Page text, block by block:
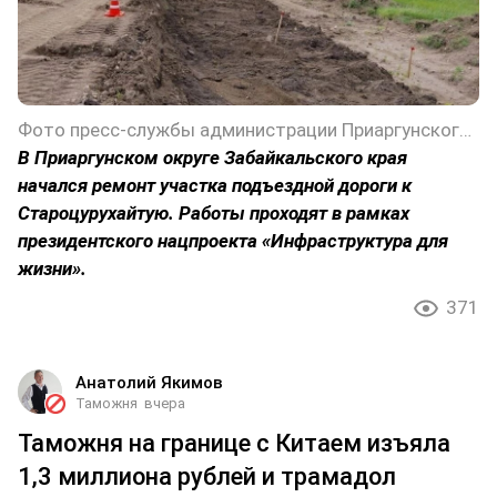
В Приаргунском округе Забайкальского края
начался ремонт участка подъездной дороги к
Староцурухайтую. Работы проходят в рамках
президентского нацпроекта «Инфраструктура для
жизни».
371
Анатолий Якимов
Таможня вчера
Таможня на границе с Китаем изъяла
1,3 миллиона рублей и трамадол